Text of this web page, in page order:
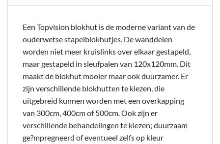
Een Topvision blokhut is de moderne variant van de
ouderwetse stapelblokhutjes. De wanddelen
worden niet meer kruislinks over elkaar gestapeld,
maar gestapeld in sleufpalen van 120x120mm. Dit
maakt de blokhut mooier maar ook duurzamer. Er
zijn verschillende blokhutten te kiezen, die
uitgebreid kunnen worden met een overkapping
van 300cm, 400cm of 500cm. Ook zijn er
verschillende behandelingen te kiezen; duurzaam
ge?mpregneerd of eventueel zelfs op kleur